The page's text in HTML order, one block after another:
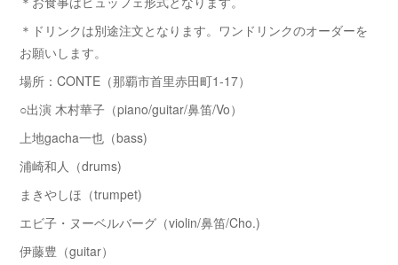
＊ドリンクは別途注文となります。ワンドリンクのオーダーを
お願いします。
場所：CONTE（那覇市首里赤田町1-17）
○出演 木村華子（piano/guitar/鼻笛/Vo）
上地gacha一也（bass)
浦崎和人（drums)
まきやしほ（trumpet)
エビ子・ヌーベルバーグ（violin/鼻笛/Cho.)
伊藤豊（guitar）